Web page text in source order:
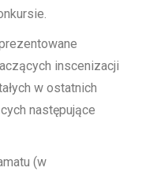
inscenizacji
w ostatnich
następujące
(w